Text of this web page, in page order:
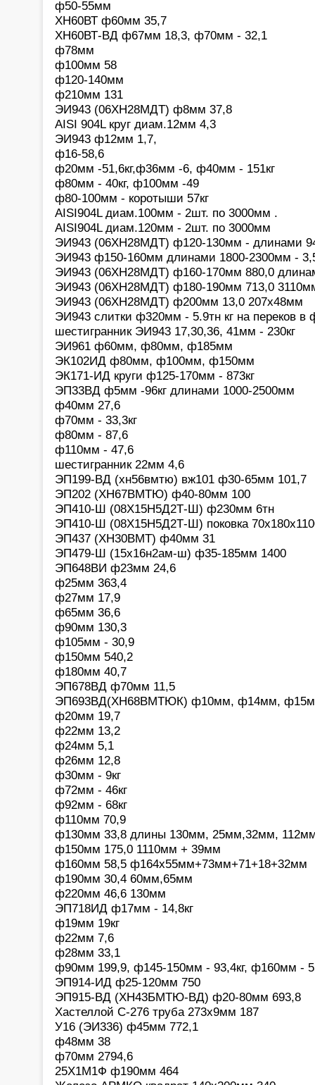
ф50-55мм
ХН60ВТ ф60мм 35,7
ХН60ВТ-ВД ф67мм 18,3, ф70мм - 32,1
ф78мм
ф100мм 58
ф120-140мм
ф210мм 131
ЭИ943 (06ХН28МДТ) ф8мм 37,8
AISI 904L круг диам.12мм 4,3
ЭИ943 ф12мм 1,7,
ф16-58,6
ф20мм -51,6кг,ф36мм -6, ф40мм - 151кг
ф80мм - 40кг, ф100мм -49
ф80-100мм - коротыши 57кг
AISI904L диам.100мм - 2шт. по 3000мм .
AISI904L диам.120мм - 2шт. по 3000мм
ЭИ943 (06ХН28МДТ) ф120-130мм - длинами
ЭИ943 ф150-160мм длинами 1800-2300мм -
ЭИ943 (06ХН28МДТ) ф160-170мм 880,0
ЭИ943 (06ХН28МДТ) ф180-190мм 713,0
ЭИ943 (06ХН28МДТ) ф200мм 13,0 207х48мм
ЭИ943 слитки ф320мм - 5.9тн кг на переков в
шестигранник ЭИ943 17,30,36, 41мм - 230кг
ЭИ961 ф60мм, ф80мм, ф185мм
ЭК102ИД ф80мм, ф100мм, ф150мм
ЭК171-ИД круги ф125-170мм - 873кг
ЭП33ВД ф5мм -96кг длинами 1000-2500мм
ф40мм 27,6
ф70мм - 33,3кг
ф80мм - 87,6
ф110мм - 47,6
шестигранник 22мм 4,6
ЭП199-ВД (хн56вмтю) вж101 ф30-65мм 101,7
ЭП202 (ХН67ВМТЮ) ф40-80мм 100
ЭП410-Ш (08Х15Н5Д2Т-Ш) ф230мм 6тн
ЭП410-Ш (08Х15Н5Д2Т-Ш) поковка
ЭП437 (ХН30ВМТ) ф40мм 31
ЭП479-Ш (15х16н2ам-ш) ф35-185мм 1400
ЭП648ВИ ф23мм 24,6
ф25мм 363,4
ф27мм 17,9
ф65мм 36,6
ф90мм 130,3
ф105мм - 30,9
ф150мм 540,2
ф180мм 40,7
ЭП678ВД ф70мм 11,5
ЭП693ВД(ХН68ВМТЮК) ф10мм, ф14мм,
ф20мм 19,7
ф22мм 13,2
ф24мм 5,1
ф26мм 12,8
ф30мм - 9кг
ф72мм - 46кг
ф92мм - 68кг
ф110мм 70,9
ф130мм 33,8 длины 130мм, 25мм,32мм,
ф150мм 175,0 1110мм + 39мм
ф160мм 58,5 ф164х55мм+73мм+71+18+32мм
ф190мм 30,4 60мм,65мм
ф220мм 46,6 130мм
ЭП718ИД ф17мм - 14,8кг
ф19мм 19кг
ф22мм 7,6
ф28мм 33,1
ф90мм 199,9, ф145-150мм - 93,4кг, ф160мм -
ЭП914-ИД ф25-120мм 750
ЭП915-ВД (ХН43БМТЮ-ВД) ф20-80мм 693,8
Хастеллой С-276 труба 273х9мм 187
У16 (ЭИ336) ф45мм 772,1
ф48мм 38
ф70мм 2794,6
25Х1М1Ф ф190мм 464